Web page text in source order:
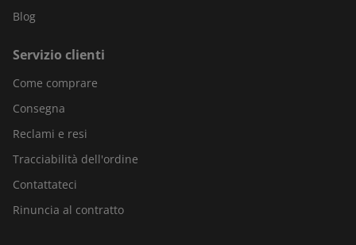
Blog
Servizio clienti
Come comprare
Consegna
Reclami e resi
Tracciabilità dell'ordine
Contattateci
Rinuncia al contratto